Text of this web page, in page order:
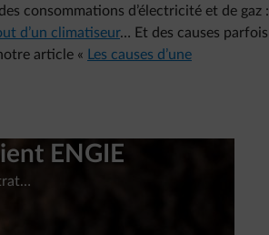
consommations d’électricité et de gaz :
d’un climatiseur… Et des causes parfois
article «
Les causes d’une
ENGIE